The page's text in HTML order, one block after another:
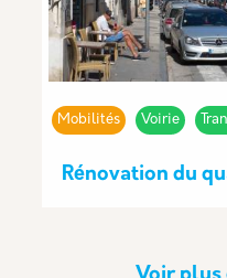
Mobilités Voirie
Rénovation du